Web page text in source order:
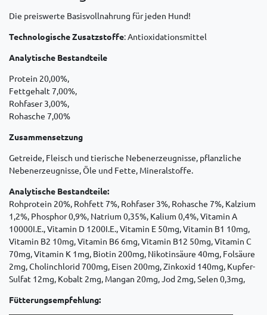
Die preiswerte Basisvollnahrung für jeden Hund!
Technologische Zusatzstoffe: Antioxidationsmittel
Analytische Bestandteile
Protein 20,00%,
Fettgehalt 7,00%,
Rohfaser 3,00%,
Rohasche 7,00%
Zusammensetzung
Getreide, Fleisch und tierische Nebenerzeugnisse, pflanzliche
Nebenerzeugnisse, Öle und Fette, Mineralstoffe.
Analytische Bestandteile:
Rohprotein 20%, Rohfett 7%, Rohfaser 3%, Rohasche 7%, Kalzium
1,2%, Phosphor 0,9%, Natrium 0,35%, Kalium 0,4%, Vitamin A
10000I.E., Vitamin D 1200I.E., Vitamin E 50mg, Vitamin B1 10mg,
Vitamin B2 10mg, Vitamin B6 6mg, Vitamin B12 50mg, Vitamin C
70mg, Vitamin K 1mg, Biotin 200mg, Nikotinsäure 40mg, Folsäure
2mg, Cholinchlorid 700mg, Eisen 200mg, Zinkoxid 140mg, Kupfer-
Sulfat 12mg, Kobalt 2mg, Mangan 20mg, Jod 2mg, Selen 0,3mg,
Fütterungsempfehlung: